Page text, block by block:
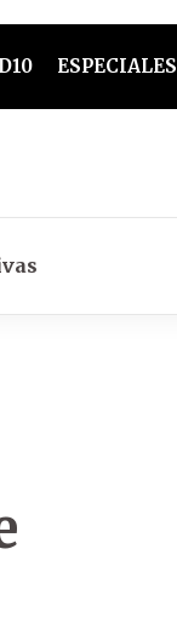
D10 ESPECIALES